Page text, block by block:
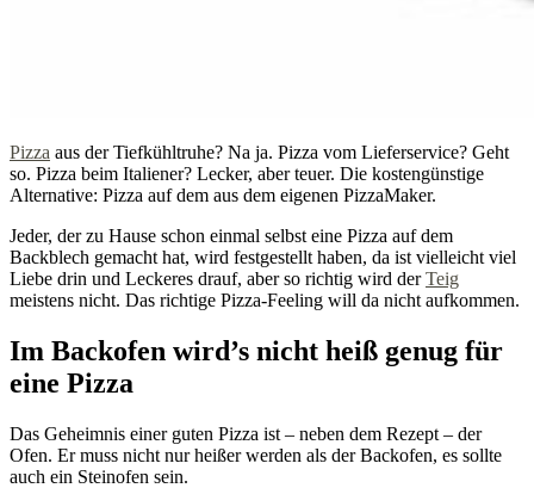
Pizza aus der Tiefkühltruhe? Na ja. Pizza vom Lieferservice? Geht
so. Pizza beim Italiener? Lecker, aber teuer. Die kostengünstige
Alternative: Pizza auf dem aus dem eigenen PizzaMaker.
Jeder, der zu Hause schon einmal selbst eine Pizza auf dem
Backblech gemacht hat, wird festgestellt haben, da ist vielleicht viel
Liebe drin und Leckeres drauf, aber so richtig wird derTeig
meistens nicht. Das richtige Pizza-Feeling will da nicht aufkommen.
Im Backofen wird’s nicht heiß genug für
eine Pizza
Das Geheimnis einer guten Pizza ist – neben dem Rezept – der
Ofen. Er muss nicht nur heißer werden als der Backofen, es sollte
auch ein Steinofen sein.